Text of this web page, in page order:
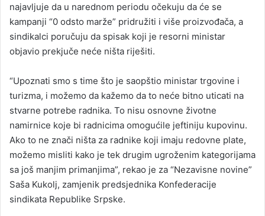
najavljuje da u narednom periodu očekuju da će se
kampanji “0 odsto marže” pridružiti i više proizvođača, a
sindikalci poručuju da spisak koji je resorni ministar
objavio prekjuče neće ništa riješiti.
“Upoznati smo s time što je saopštio ministar trgovine i
turizma, i možemo da kažemo da to neće bitno uticati na
stvarne potrebe radnika. To nisu osnovne životne
namirnice koje bi radnicima omogućile jeftiniju kupovinu.
Ako to ne znači ništa za radnike koji imaju redovne plate,
možemo misliti kako je tek drugim ugroženim kategorijama
sa još manjim primanjima”, rekao je za “Nezavisne novine”
Saša Kukolj, zamjenik predsjednika Konfederacije
sindikata Republike Srpske.